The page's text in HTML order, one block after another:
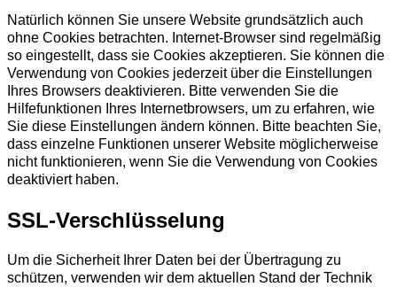
Natürlich können Sie unsere Website grundsätzlich auch
ohne Cookies betrachten. Internet-Browser sind regelmäßig
so eingestellt, dass sie Cookies akzeptieren. Sie können die
Verwendung von Cookies jederzeit über die Einstellungen
Ihres Browsers deaktivieren. Bitte verwenden Sie die
Hilfefunktionen Ihres Internetbrowsers, um zu erfahren, wie
Sie diese Einstellungen ändern können. Bitte beachten Sie,
dass einzelne Funktionen unserer Website möglicherweise
nicht funktionieren, wenn Sie die Verwendung von Cookies
deaktiviert haben.
SSL-Verschlüsselung
Um die Sicherheit Ihrer Daten bei der Übertragung zu
schützen, verwenden wir dem aktuellen Stand der Technik